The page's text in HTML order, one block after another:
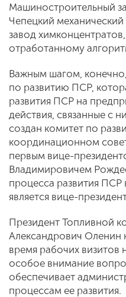
Машиностроительный
Чепецкий
завод
отработанному
Важным шагом,
по развитию ПСР,
развития ПСР на
действия, связанные с
создан комитет по
координационном
первым вице-
Владимировичем
процесса развития
является вице-
Президент Топливной
Александрович
время рабочих визитов
особое внимание
обеспечивает
процессам ее развития.